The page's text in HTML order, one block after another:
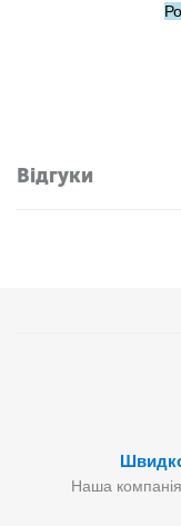
Відгуки
Наша компанія